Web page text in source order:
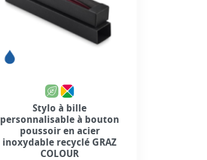
Stylo à bille
personnalisable à bouton
poussoir en acier
inoxydable recyclé GRAZ
COLOUR